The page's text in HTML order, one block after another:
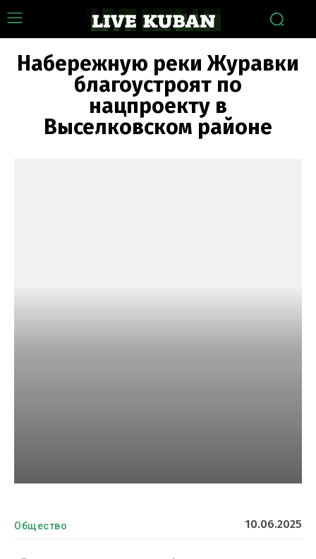
Набережную реки Журавки
благоустроят по
нацпроекту в
Выселковском районе
Общество 10.06.2025